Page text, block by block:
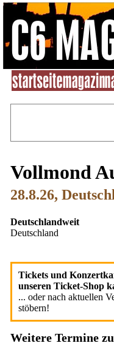
Vollmond
28.8.26,
Deutschlandweit
Deutschland
Tickets und
unseren Ticket-Shop
... oder nach aktuellen
stöbern!
Weitere Termine